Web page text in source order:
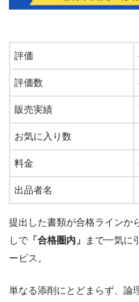
評価
評価数
販売実績
お気に入り数
料金
出品者名
提出した書類が合格ラインか
しで 「合格圏内」
まで一気に
ービス。
単なる添削にとどまらず、論